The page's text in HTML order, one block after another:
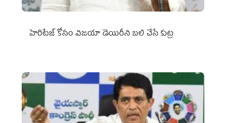
హెరిటేజ్ కోసం విజయా డెయిరీని బలి చేసే కుట్ర‌